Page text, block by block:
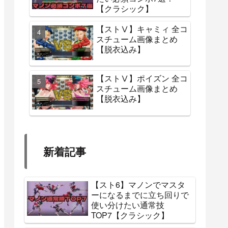
【クラシック】
【ストⅤ】キャミィ 全コ
スチューム画像まとめ
【脱衣込み】
【ストⅤ】ポイズン 全コ
スチューム画像まとめ
【脱衣込み】
新着記事
【スト6】マノンでマスタ
ーになるまでに立ち回りで
使い分けたい通常技
TOP7【クラシック】